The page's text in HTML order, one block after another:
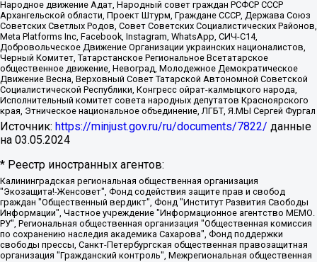
Народное движение Адат, Народный совет граждан РСФСР СССР
Архангельской области, Проект Штурм, Граждане СССР, Держава Союз
Советских Светлых Родов, Совет Советских Социалистических Районов,
Meta Platforms Inc, Facebook, Instagram, WhatsApp, СИЧ-С14,
Добровольческое Движение Организации украинских националистов,
Черный Комитет, Татарстанское Региональное Всетатарское
общественное движение, Невоград, Молодежное Демократическое
Движение Весна, Верховный Совет Татарской Автономной Советской
Социалистической Республики, Конгресс ойрат-калмыцкого народа,
Исполнительный комитет совета народных депутатов Красноярского
края, Этническое национальное объединение, ЛГБТ, Я.МЫ Сергей Фургал
Источник: https://minjust.gov.ru/ru/documents/7822/ данные
на 03.05.2024
* Реестр иностранных агентов:
Калининградская региональная общественная организация "Экозащита!-Женсовет", Фонд содействия защите прав и свобод граждан "Общественный вердикт", Фонд "Институт Развития Свободы Информации", Частное учреждение "Информационное агентство МЕМО. РУ", Региональная общественная организация "Общественная комиссия по сохранению наследия академика Сахарова", Фонд поддержки свободы прессы, Санкт-Петербургская общественная правозащитная организация "Гражданский контроль", Межрегиональная общественная организация "Информационно-просветительский центр "Мемориал", Региональный Фонд "Центр Защиты Прав Средств Массовой Информации", с 05.12.2023 Фонд "Центр Защиты Прав Средств массовой информации", Региональная общественная благотворительная организация помощи беженцам и мигрантам "Гражданское содействие", Негосударственное образовательное учреждение дополнительного профессионального образования (повышение квалификации) специалистов "АКАДЕМИЯ ПО ПРАВАМ ЧЕЛОВЕКА", Свердловская региональная общественная организация "Сутяжник", Автономная некоммерческая организация "Центр независимых социологических исследований", Союз общественных объединений "Российский исследовательский центр по правам человека", Региональное общественное учреждение научно-информационный центр "МЕМОРИАЛ", Некоммерческая организация "Фонд защиты гласности", Автономная некоммерческая организация "Институт прав человека", Городская общественная организация "Екатеринбургское общество "МЕМОРИАЛ", Городская общественная организация "Рязанское историко-просветительское и правозащитное общество "Мемориал" (Рязанский Мемориал), Челябинский региональный орган общественной самодеятельности – женское общественное объединение "Женщины Евразии", Челябинский региональный орган общественной самодеятельности "Уральская правозащитная группа", Фонд содействия защите здоровья и социальной справедливости имени Андрея Рылькова, Автономная Некоммерческая Организация "Аналитический Центр Юрия Левады", Автономная некоммерческая организация социальной поддержки населения "Проект Апрель", Региональная общественная организация помощи женщинам и детям, находящимся в кризисной ситуации "Информационно-методический центр "Анна", Фонд содействия развитию массовых коммуникаций и правовому просвещению "Так-так-Так", Фонд содействия устойчивому развитию "Серебряная тайга", Свердловский региональный общественный фонд социальных проектов "Новое время", "Idel.Реалии", Кавказ.Реалии, Крым.Реалии, Телеканал Настоящее Время, Татаро-башкирская служба Радио Свобода (Azatliq Radiosi), Радио Свободная Европа/Радио Свобода (PCE/PC), "Сибирь.Реалии", "Фактограф", Благотворительный фонд помощи осужденным и их семьям, Автономная некоммерческая организация "Институт глобализации и социальных движений", Фонд "В защиту прав заключенных", Частное учреждение "Центр поддержки и содействия развитию средств массовой информации", Пензенский региональный общественный благотворительный фонд "Гражданский союз", "Север.Реалии", Некоммерческая организация Фонд "Правовая инициатива", Общество с ограниченной ответственностью "Радио Свободная Европа/Радио Свобода", Чешское информационное агентство "MEDIUM-ORIENT", Красноярская региональная общественная организация "Мы против СПИДа", Камалягин Денис Николаевич, Маркелов Сергей Евгеньевич, Пономарев Лев Александрович, Савицкая Людмила Алексеевна, Автономная некоммерческая организация "Центр по работе с проблемой насилия "НАСИЛИЮ.НЕТ", Межрегиональный профессиональный союз работников здравоохранения "Альянс врачей", Юридическое лицо, зарегистрированное в Латвийской Республике, SIA "Medusa Project" (регистрационный номер 40103797863, дата регистрации 10.06.2014), Некоммерческая организация "Фонд по борьбе с коррупцией", Автономная некоммерческая организация "Институт права и публичной политики", Баданин Роман Сергеевич, Гликин Максим Александрович, Железнова Мария Михайловна, Лукьянова Юлия Сергеевна, Маетная Елизавета Витальевна, Маняхин Петр Борисович, Чуракова Ольга Владимировна, Ярош Юлия Петровна, Юридическое лицо "The Insider SIA", зарегистрированное в Риге, Латвийская Республика (дата регистрации 26.06.2015), являющееся администратором доменного имени интернет-издания "The Insider SIA", https://theins.ru, Постернак Алексей Евгеньевич, Рубин Михаил Аркадьевич, Анин Роман Александрович, Юридическое лицо Istories fonds, зарегистрированное в Латвийской Республике (регистрационный номер 50008295751, дата регистрации 24.02.2020), Великовский Дмитрий Александрович, Долинина Ирина Николаевна, Мароховская Алеся Алексеевна, Шлейнов Роман Юрьевич, Шмагун Олеся Валентиновна, Общество с ограниченной ответственностью "Альтаир 2021", Общество с ограниченной ответственностью "Вега 2021", Общество с ограниченной ответственностью "Главный редактор 2021", Общество с ограниченной ответственностью "Ромашки монолит", Важенков Артем Валерьевич, Ивановская областная общественная организация "Центр гендерных исследований", Гурман Юрий Альбертович, Медиапроект "ОВД-Инфо", Егоров Владимир Владимирович, Жилинский Владимир Александрович, Общество с ограниченной ответственностью "ЗП", Иванова София Юрьевна, Карезина Инна Павловна, Кильтау Екатерина Викторовна, Петров Алексей Викторович, Пискунов Сергей Евгеньевич, Смирнов Сергей Сергеевич, Тихонов Михаил Сергеевич, Общество с ограниченной ответственностью "ЖУРНАЛИСТ-ИНОСТРАННЫЙ АГЕНТ", Арапова Галина Юрьевна, Вольтская Татьяна Анатольевна, Американская компания "Mason G.E.S. Anonymous Foundation" (США), являющаяся владельцем интернет-издания https://mnews.world/, Компания "Stichting Bellingcat", зарегистрированная в Нидерландах (дата регистрации 11.07.2018), Захаров Андрей Вячеславович, Клепиковская Екатерина Дмитриевна, Общество с ограниченной ответственностью "МЕМО", Перл Роман Александрович, Симонов Евгений Алексеевич, Соловьева Елена Анатольевна, Сотников Даниил Владимирович, Сурначева Елизавета Дмитриевна, Автономная некоммерческая организация по защите прав человека и информированию населения "Якутия – Наше Мнение", Общество с ограниченной ответственностью "Москоу диджитал медиа", с 26.01.2023 Общество с ограниченной ответственностью "Чайка Белые сады", Ветошкина Валерия Валерьевна, Заговора Максим Александрович, Межрегиональное общественное движение "Российская ЛГБТ - сеть", Оленичев Максим Владимирович, Павлов Иван Юрьевич, Скворцова Елена Сергеевна, Общество с ограниченной ответственностью "Как бы инагент", Кочетков Игорь Викторович, Общество с ограниченной ответственностью "Честные выборы", Еланчик Олег Александрович, Общество с ограниченной ответственностью "Нобелевский призыв", Гималова Регина Эмилевна, Григорьев Андрей Валерьевич, Григорьева Алина Александровна, Ассоциация по содействию защите прав призывников, альтернативнослужащих и военнослужащих "Правозащитная группа "Гражданин.Армия.Право", Хисамова Регина Фаритовна, Автономная некоммерческая организация по реализации социально-правовых программ "Лилит", Дальневосточное общественное движение "Маяк", Санкт-Петербургская ЛГБТ-инициативная группа "Выход", Инициативная группа ЛГБТ+ "Реверс", Алексеев Андрей Викторович, Бекбулатова Таисия Львовна, Беляев Иван Михайлович, Владыкина Елена Сергеевна, Гельман Марат Александрович, Никульшина Вероника Юрьевна, Толоконникова Надежда Андреевна, Шендерович Виктор Анатольевич, Общество с ограниченной ответственностью "Данное сообщение", Общество с ограниченной ответственностью Издательский дом "Новая глава", Айнбиндер Александра Александровна, Московский комьюнити-центр для ЛГБТ+инициатив, Благотворительный фонд развития филантропии, Deutsche Welle (Германия, Kurt-Schumacher-Strasse 3, 53113 Bonn), Борзунова Мария Михайловна, Воробьев Виктор Викторович, Голубева Анна Львовна, Константинова Алла Михайловна, Малкова Ирина Владимировна, Мурадов Мурад Абдулгалимович, Осетинская Елизавета Николаевна, Понасенков Евгений Николаевич, Ганапольский Матвей Юрьевич, Киселев Евгений Алексеевич, Борухович Ирина Григорьевна, Дремин Иван Тимофеевич, Дубровский Дмитрий Викторович, Красноярская региональная общественная организация поддержки и развития альтернативных образовательных технологий и межкультурных коммуникаций "ИНТЕРРА", Маяковская Екатерина Алексеевна, Фейгин Марк Захарович, Филимонов Андрей Викторович, Дзугкоева Регина Николаевна, Доброхотов Роман Александрович, Дудь Юрий Александрович, Елкин Сергей Владимирович, Кругликов Кирилл Игоревич, Сабунаева Мария Леонидовна, Семенов Алексей Владимирович, Шаинян Карен Багратович, Шульман Екатерина Михайловна, Асафьев Артур Валерьевич, Вахштайн Виктор Семенович, Венедиктов Алексей Алексеевич, Лушникова Екатерина Евгеньевна, Волков Леонид Михайлович, Невзоров Александр Глебович, Пархоменко Сергей Борисович, Сироткин Ярослав Николаевич, Кара-Мурза Владимир Владимирович, Баранова Наталья Владимировна, Гозман Леонид Яковлевич, Кагарлицкий Борис Юльевич, Климарев Михаил Валерьевич, Милов Владимир Станиславович, Автономная некоммерческая организация Краснодарский центр современного искусства "Типография", Моргенштерн Алишер Тагирович, Соболь Любовь Эдуардовна, Общество с ограниченной ответственностью "ЛИЗА НОРМ", Каспаров Гарри Кимович, Ходорковский Михаил Борисович, Общество с ограниченной ответственностью "Апрельские тезисы", Данилович Ирина Брониславовна, Кашин Олег Владимирович, Петров Николай Владимирович, Пивоваров Алексей Владимирович, Соколов Михаил Владимирович, Цветкова Юлия Владимировна, Чичваркин Евгений Александрович, Комитет против пыток/Команда против пыток, Общество с ограниченной ответственностью "Первый научный", Общество с ограниченной ответственностью "Вертолет и ко", Белоцерковская Вероника Борисовна, Кац Максим Евгеньевич, Лазарева Татьяна Юрьевна, Шаведдинов Руслан Табризович, Яшин Илья Валерьевич, Общество с ограниченной ответственностью "Иноагент ААВ", Алешковский Дмитрий Петрович, Альбац Евгения Марковна, Быков Дмитрий Львович, Галямина Юлия Евгеньевна, Лойко Сергей Леонидович, Мартынов Кирилл Константинович, Медведев Сергей Александрович, Крашенинников Федор Геннадиевич, Гордеева Катерина Вл